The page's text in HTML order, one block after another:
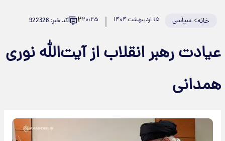
خانه>سیاسی ۱۵ اردیبهشت ۱۴۰۴ ۲۰:۲۵۲ کد خبر: 922328
عیادت رهبر انقلاب از آیت‌الله نوری
همدانی